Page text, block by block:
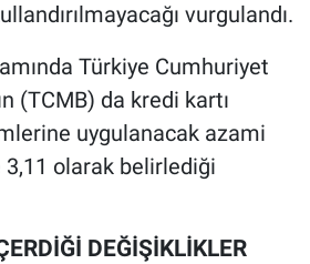
vurgulandı.
Türkiye Cumhuriyet
(TCMB) da kredi kartı
uygulanacak azami
3,11 olarak belirlediği
DEĞİŞİKLİKLER